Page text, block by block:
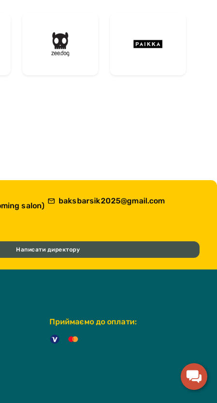
salon)
baksbarsik2025@gmail.com
Написати директору
Приймаємо до оплати: